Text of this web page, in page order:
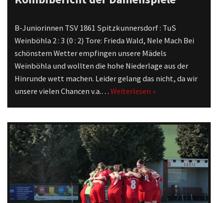
B-Juniorinnen TSV 1861 Spitzkunnersdorf : TuS
Weinböhla 2 : 3 (0 : 2) Tore: Frieda Wald, Nele Mach Bei
schönstem Wetter empfingen unsere Mädels
Weinböhla und wollten die hohe Niederlage aus der
Hinrunde wett machen. Leider gelang das nicht, da wir
unsere vielen Chancen v.a.…Weiterlesen »